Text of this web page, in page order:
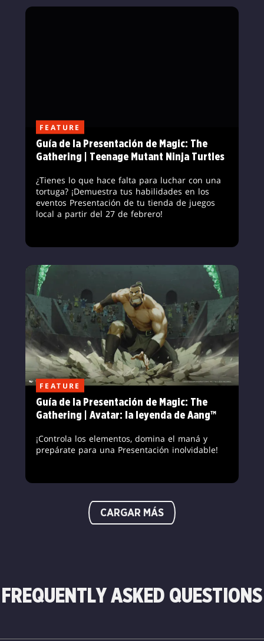
FEATURE
Guía de la Presentación de Magic: The
Gathering | Teenage Mutant Ninja Turtles
¿Tienes lo que hace falta para luchar con una
tortuga? ¡Demuestra tus habilidades en los
eventos Presentación de tu tienda de juegos
local a partir del 27 de febrero!
FEATURE
Guía de la Presentación de Magic: The
Gathering | Avatar: la leyenda de Aang™
¡Controla los elementos, domina el maná y
prepárate para una Presentación inolvidable!
CARGAR MÁS
FREQUENTLY ASKED QUESTIONS